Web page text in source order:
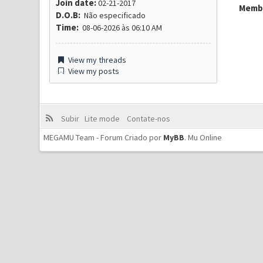
Join date:02-21-2017
D.O.B:Não especificado
Time:08-06-2026 às 06:10 AM
View my threads
View my posts
Subir Lite mode
Contate-nos
MEGAMU Team - Forum Criado por MyBB.Mu Online